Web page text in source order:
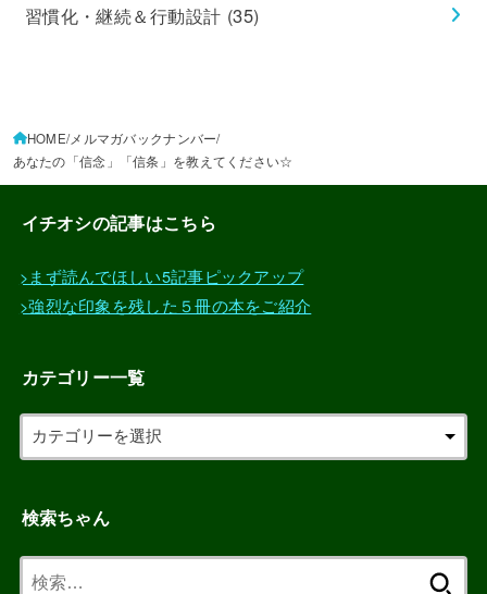
習慣化・継続＆行動設計 (35)
HOME メルマガバックナンバー
あなたの「信念」「信条」を教えてください☆
イチオシの記事はこちら
>まず読んでほしい5記事ピックアップ
>強烈な印象を残した５冊の本をご紹介
カテゴリー一覧
検索ちゃん